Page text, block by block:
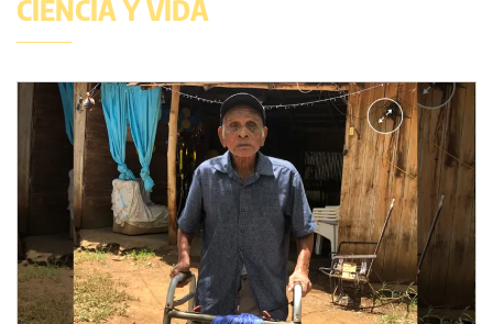
CIENCIA Y VIDA